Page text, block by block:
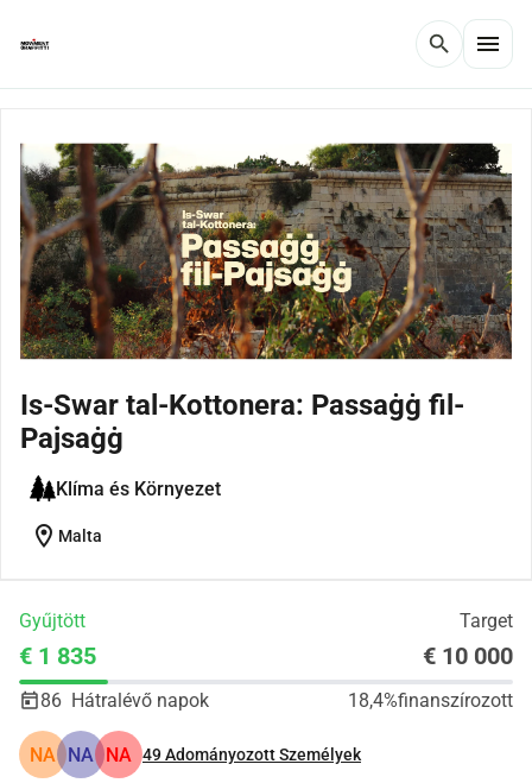
search menu
Is-Swar tal-Kottonera: Passaġġ fil-
Pajsaġġ
Klíma és Környezet
location_on Malta
Gyűjtött Target
€ 1 835 € 10 000
86 Hátralévő napok 18,4%finanszírozott
NA NA NA 49Adományozott Személyek